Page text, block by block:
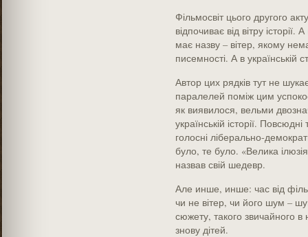
Фільмосвіт цього другого
відпочиває від вітру історії.
має назву – вітер, якому
писемності. А в українській
Автор цих рядків тут не
паралелей поміж цим
як виявилося, вельми
українській історії.
голосні ліберально-
було, те було. «Велика
назвав свій шедевр.
Але инше, инше: час від
чи не вітер, чи його шум –
сюжету, такого звичайного в
знову дітей.